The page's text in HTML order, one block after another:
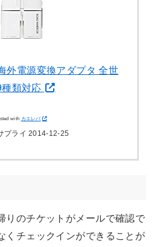
外電源変換アダプタ 全世
類対応
with カエレバ
プライ 2014-12-25
りのチケットがメールで確認で
くチェックインができることが